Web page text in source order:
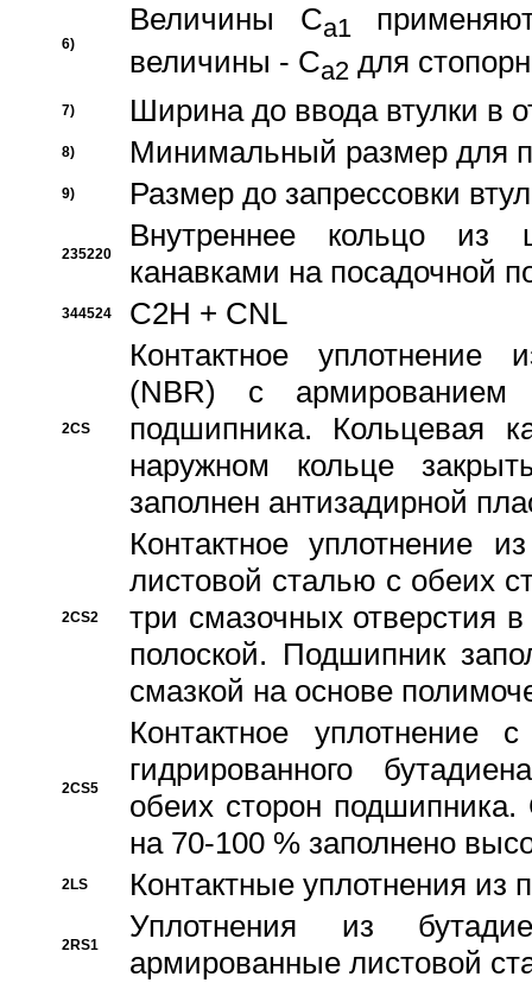
6)
Величины Ca1
величины - Ca2 для
7) Ширина до ввода втулки в
8) Минимальный размер для
9) Размер до запрессовки
235220
Внутреннее кольцо из
канавками на посадочной
344524 C2H + CNL
2CS
Контактное уплотнение
(NBR) с
подшипника. Кольцевая
наружном кольце
заполнен антизадирной
2CS2
Контактное уплотнение
листовой сталью с обеих
три смазочных отверстия
полоской. Подшипник
смазкой на основе
2CS5
Контактное уплотнение
гидрированного
обеих сторон
на 70-100 % заполнено
2LS Контактные уплотнения из
2RS1
Уплотнения из
армированные листовой